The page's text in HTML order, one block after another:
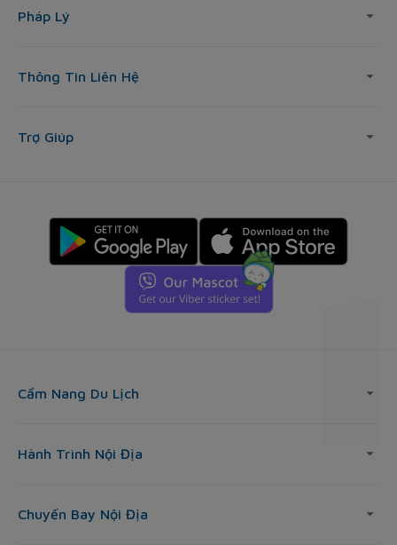
Pháp Lý
Thông Tin Liên Hệ
Trợ Giúp
Cẩm Nang Du Lịch
Hành Trình Nội Địa
Chuyến Bay Nội Địa